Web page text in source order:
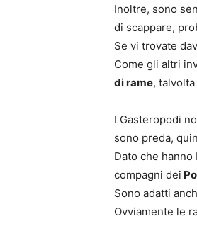
Inoltre, sono
di scappare,
Se vi trovate
Come gli altri
di rame,
I Gasteropodi
sono preda,
Dato che
compagni dei
Sono adatti
Ovviamente le